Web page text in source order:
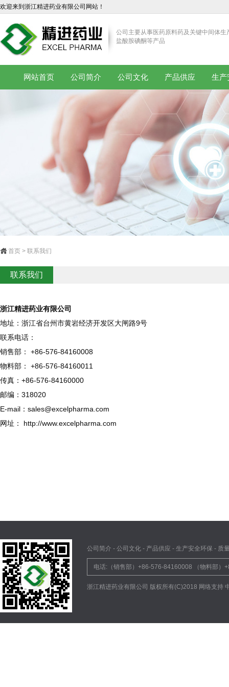
欢迎来到浙江精进药业有限公司网站！
公司主要从事医药原料药及关键中间体
盐酸胺碘酮等产品
网站首页 公司简介 公司文化 产品供应 生产
首页 > 联系我们
联系我们
浙江精进药业有限公司
地址：浙江省台州市黄岩经济开发区大闸路9号
联系电话：
销售部： +86-576-84160008
物料部： +86-576-84160011
传真：+86-576-84160000
邮编：318020
E-mail： sales@excelpharma.com
网址： http://www.excelpharma.com
公司简介 - 公司文化 - 产品供应 - 生产安全环保 - 质
电话:（销售部）+86-576-84160008 （物料部
浙江精进药业有限公司 版权所有(C)2018 网络支持